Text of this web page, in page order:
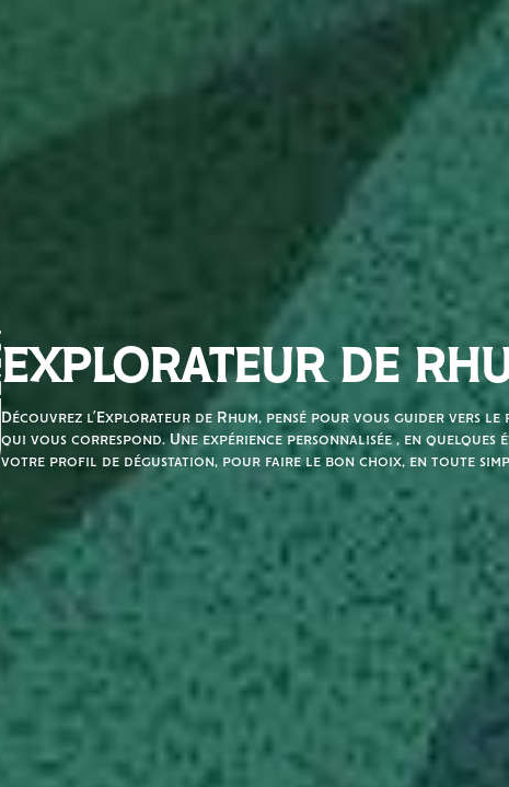
EXPLORATEUR DE
Découvrez l’Explorateur de Rhum, pensé pour vous guider vers
qui vous correspond. Une expérience personnalisée , en quelques
votre profil de dégustation, pour faire le bon choix, en toute